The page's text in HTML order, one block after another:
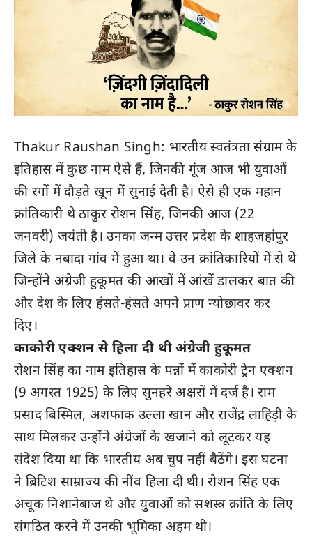
Thakur Raushan Singh: भारतीय स्वतंत्रता संग्राम के
इतिहास में कुछ नाम ऐसे हैं, जिनकी गूंज आज भी युवाओं
की रगों में दौड़ते खून में सुनाई देती है। ऐसे ही एक महान
क्रांतिकारी थे ठाकुर रोशन सिंह, जिनकी आज (22
जनवरी) जयंती है। उनका जन्म उत्तर प्रदेश के शाहजहांपुर
जिले के नबादा गांव में हुआ था। वे उन क्रांतिकारियों में से थे
जिन्होंने अंग्रेजी हुकूमत की आंखों में आंखें डालकर बात की
और देश के लिए हंसते-हंसते अपने प्राण न्योछावर कर
दिए।
काकोरी एक्शन से हिला दी थी अंग्रेजी हुकूमत
रोशन सिंह का नाम इतिहास के पन्नों में काकोरी ट्रेन एक्शन
(9 अगस्त 1925) के लिए सुनहरे अक्षरों में दर्ज है। राम
प्रसाद बिस्मिल, अशफाक उल्ला खान और राजेंद्र लाहिड़ी के
साथ मिलकर उन्होंने अंग्रेजों के खजाने को लूटकर यह
संदेश दिया था कि भारतीय अब चुप नहीं बैठेंगे। इस घटना
ने ब्रिटिश साम्राज्य की नींव हिला दी थी। रोशन सिंह एक
अचूक निशानेबाज थे और युवाओं को सशस्त्र क्रांति के लिए
संगठित करने में उनकी भूमिका अहम थी।